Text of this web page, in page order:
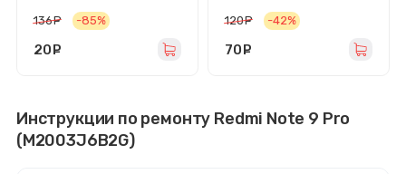
136
руб.
-85%
20
120
руб.
-42%
70
Инструкции по ремонту Redmi Note 9 Pro
(M2003J6B2G)